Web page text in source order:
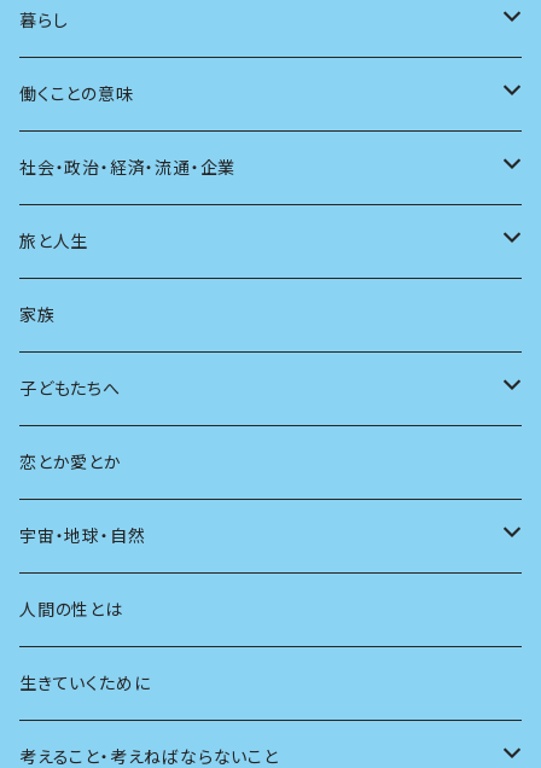
アンソロジー
自伝・伝記
インテリア
ファッション
建築
スポーツ
AIと社会
広告
ラジオ
マガジン
その他
アニメ
日本の芸能
大人も楽しい絵本
海外絵本
童話
その他
女性作家
その他
フェミニズム
カウンセリング
人間関係
健康
暮らし
料理
育児
日常生活
学ぶ楽しみ
働くことの意味
仕事のヒント
社会・政治・経済・流通・企業
過去
現在
未来
旅と人生
旅
人生
家族
子どもたちへ
教育
友達
学校
恋とか愛とか
宇宙・地球・自然
動物
植物
天体
人間の性とは
生きていくために
考えること・考えねばならないこと